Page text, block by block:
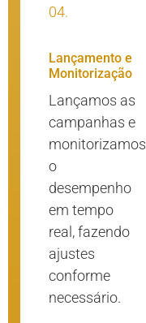
04.
Lançamento e
Monitorização
Lançamos as
campanhas e
monitorizamos
o
desempenho
em tempo
real, fazendo
ajustes
conforme
necessário.